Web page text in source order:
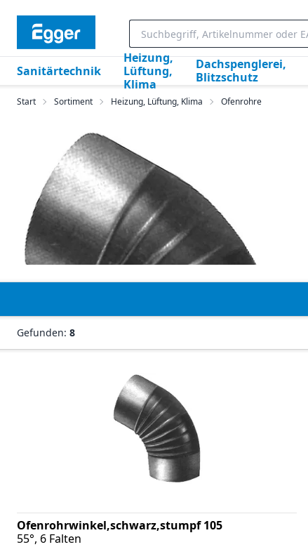
Sanitärtechnik
Heizung,
Lüftung,
Klima
Dachspenglerei,
Blitzschutz
Start Sortiment Heizung, Lüftung, Klima Ofenrohre
Gefunden: 8
Ofenrohrwinkel,schwarz,stumpf 105
55°, 6 Falten